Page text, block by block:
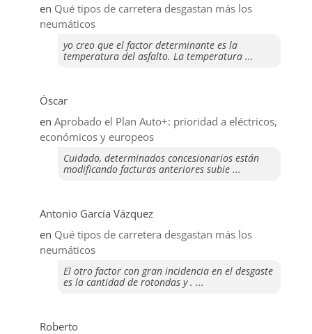
en Qué tipos de carretera desgastan más los
neumáticos
yo creo que el factor determinante es la
temperatura del asfalto. La temperatura ...
Óscar
en Aprobado el Plan Auto+: prioridad a eléctricos,
económicos y europeos
Cuidado, determinados concesionarios están
modificando facturas anteriores subie ...
Antonio García Vázquez
en Qué tipos de carretera desgastan más los
neumáticos
El otro factor con gran incidencia en el desgaste
es la cantidad de rotondas y . ...
Roberto